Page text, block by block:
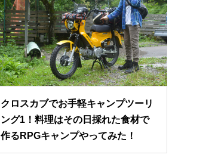
クロスカブでお手軽キャンプツーリ
ング1！料理はその日採れた食材で
作るRPGキャンプやってみた！